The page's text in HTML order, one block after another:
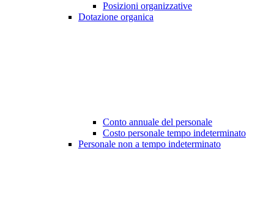
Posizioni organizzative
Dotazione organica
Conto annuale del personale
Costo personale tempo indeterminato
Personale non a tempo indeterminato